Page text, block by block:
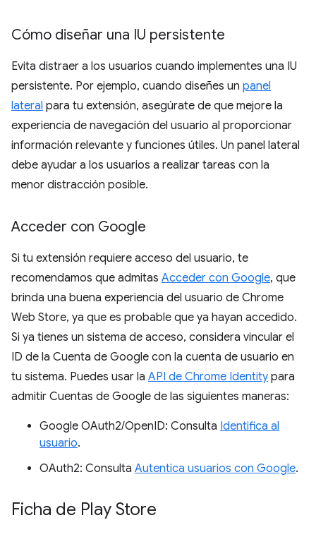
Cómo diseñar una IU persistente
Evita distraer a los usuarios cuando implementes una IU
persistente. Por ejemplo, cuando diseñes un panel
lateral para tu extensión, asegúrate de que mejore la
experiencia de navegación del usuario al proporcionar
información relevante y funciones útiles. Un panel lateral
debe ayudar a los usuarios a realizar tareas con la
menor distracción posible.
Acceder con Google
Si tu extensión requiere acceso del usuario, te
recomendamos que admitas Acceder con Google, que
brinda una buena experiencia del usuario de Chrome
Web Store, ya que es probable que ya hayan accedido.
Si ya tienes un sistema de acceso, considera vincular el
ID de la Cuenta de Google con la cuenta de usuario en
tu sistema. Puedes usar la API de Chrome Identity para
admitir Cuentas de Google de las siguientes maneras:
Google OAuth2/OpenID: Consulta Identifica al
usuario.
OAuth2: Consulta Autentica usuarios con Google.
Ficha de Play Store